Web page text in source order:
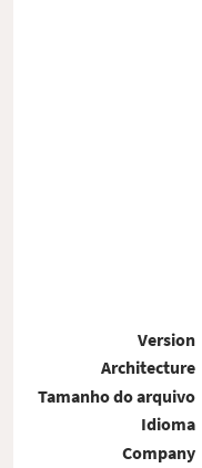
Version
Architecture
Tamanho do arquivo
Idioma
Company